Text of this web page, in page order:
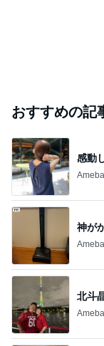
おすすめの記
感動
神が
北斗